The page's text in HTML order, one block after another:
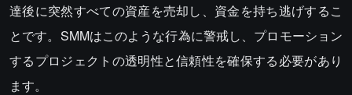
達後に突然すべての資産を売却し、資金を持ち逃げするこ
とです。SMMはこのような行為に警戒し、プロモーション
するプロジェクトの透明性と信頼性を確保する必要があり
ます。